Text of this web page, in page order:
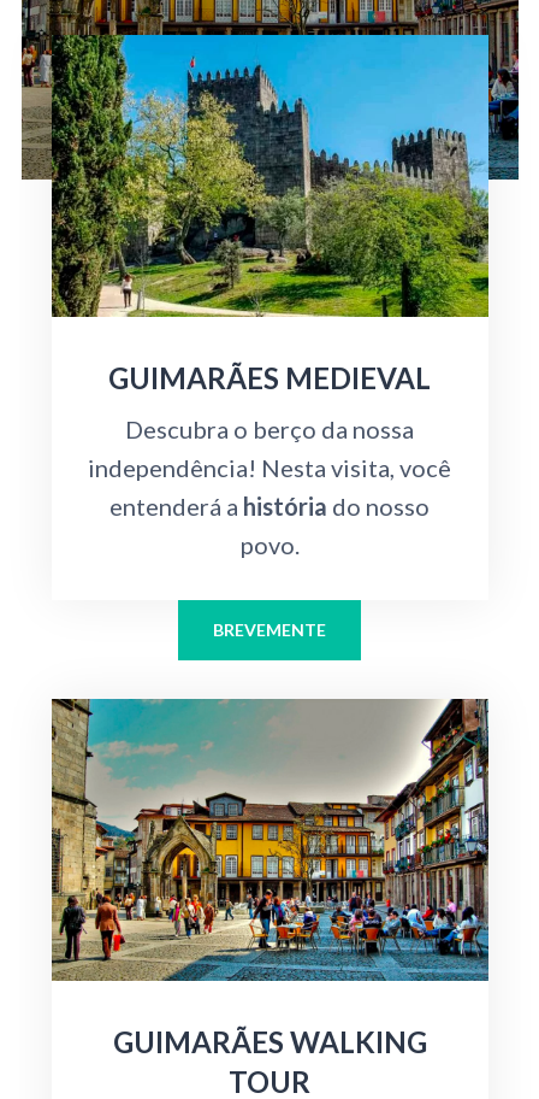
GUIMARÃES MEDIEVAL
Descubra o berço da nossa
independência! Nesta visita, você
entenderá a história do nosso
povo.
BREVEMENTE
GUIMARÃES WALKING
TOUR